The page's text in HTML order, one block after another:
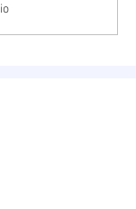
do
número